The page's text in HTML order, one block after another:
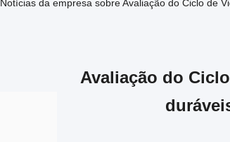
Notícias da empresa sobre Avaliação do Ciclo de
Avaliação do